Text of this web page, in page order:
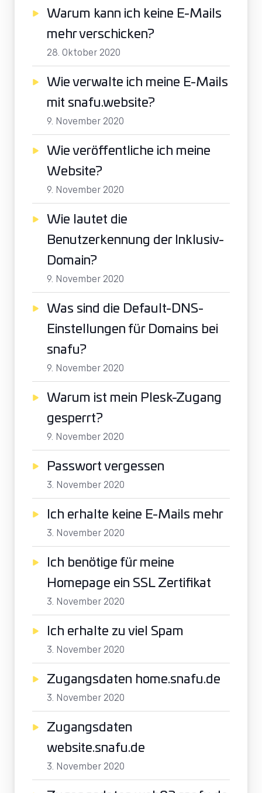
Warum kann ich keine E-Mails
mehr verschicken?
28. Oktober 2020
Wie verwalte ich meine E-Mails
mit snafu.website?
9. November 2020
Wie veröffentliche ich meine
Website?
9. November 2020
Wie lautet die
Benutzerkennung der Inklusiv-
Domain?
9. November 2020
Was sind die Default-DNS-
Einstellungen für Domains bei
snafu?
9. November 2020
Warum ist mein Plesk-Zugang
gesperrt?
9. November 2020
Passwort vergessen
3. November 2020
Ich erhalte keine E-Mails mehr
3. November 2020
Ich benötige für meine
Homepage ein SSL Zertifikat
3. November 2020
Ich erhalte zu viel Spam
3. November 2020
Zugangsdaten home.snafu.de
3. November 2020
Zugangsdaten
website.snafu.de
3. November 2020